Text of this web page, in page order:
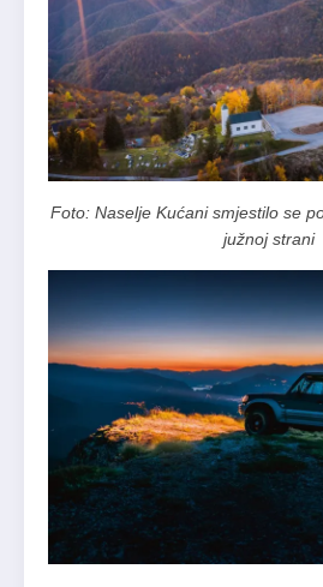
Foto: Naselje Kućani smjestilo se
južnoj strani